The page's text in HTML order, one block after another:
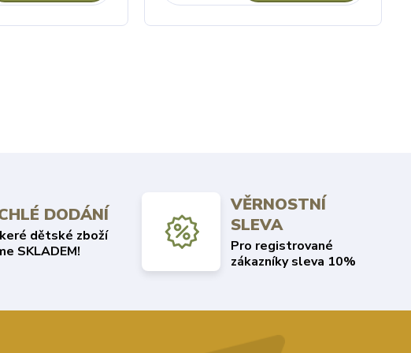
DODÁNÍ
dětské zboží
SKLADEM!
VĚRNOSTNÍ
SLEVA
Pro registrované
zákazníky sleva 10%